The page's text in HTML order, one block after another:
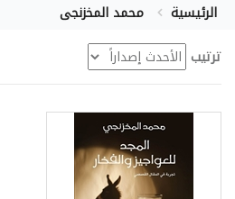
الرئيسية
محمد المخزنجى
ترتيب